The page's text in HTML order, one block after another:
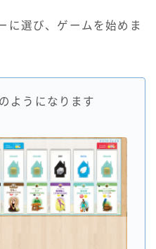
に選び、ゲームを始めま
ようになります